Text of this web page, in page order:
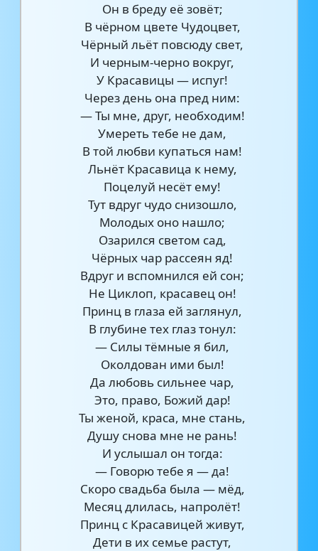
Он в бреду её зовёт;
В чёрном цвете Чудоцвет,
Чёрный льёт повсюду свет,
И черным-черно вокруг,
У Красавицы — испуг!
Через день она пред ним:
— Ты мне, друг, необходим!
Умереть тебе не дам,
В той любви купаться нам!
Льнёт Красавица к нему,
Поцелуй несёт ему!
Тут вдруг чудо снизошло,
Молодых оно нашло;
Озарился светом сад,
Чёрных чар рассеян яд!
Вдруг и вспомнился ей сон;
Не Циклоп, красавец он!
Принц в глаза ей заглянул,
В глубине тех глаз тонул:
— Силы тёмные я бил,
Околдован ими был!
Да любовь сильнее чар,
Это, право, Божий дар!
Ты женой, краса, мне стань,
Душу снова мне не рань!
И услышал он тогда:
— Говорю тебе я — да!
Скоро свадьба была — мёд,
Месяц длилась, напролёт!
Принц с Красавицей живут,
Дети в их семье растут,